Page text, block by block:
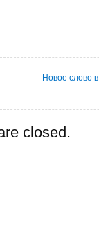
Новое слово
closed.